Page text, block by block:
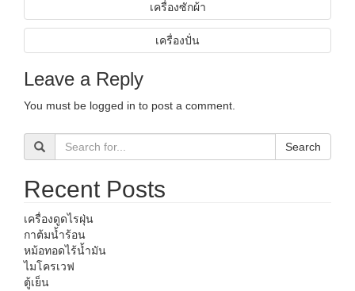
เครื่องซักผ้า
เครื่องปั่น
Leave a Reply
You must be logged in to post a comment.
Search
Recent Posts
เครื่องดูดไรฝุ่น
กาต้มน้ำร้อน
หม้อทอดไร้น้ำมัน
ไมโครเวฟ
ตู้เย็น